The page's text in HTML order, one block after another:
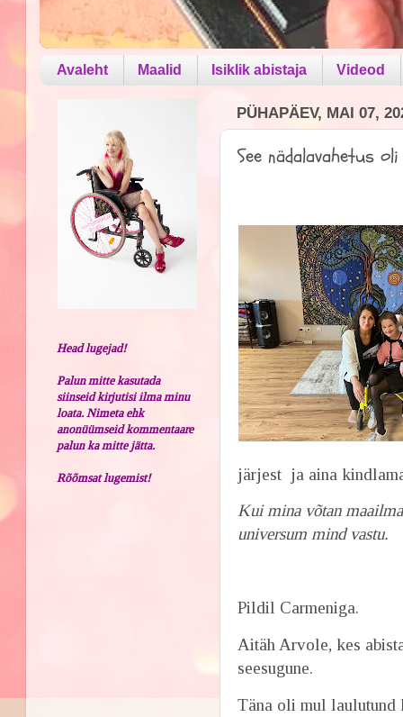
Avaleht Maalid Isiklik abistaja Videod
PÜHAPÄEV, MAI 07,
See nädalavahetus
järjest ja aina
Kui mina võtan
universum mind vastu.
Pildil Carmeniga.
Aitäh Arvole, kes
seesugune.
Täna oli mul laulutund
Head lugejad!
Palun mitte kasutada
siinseid kirjutisi ilma minu
loata. Nimeta ehk
anonüümseid kommentaare
palun ka mitte jätta.
Rõõmsat lugemist!